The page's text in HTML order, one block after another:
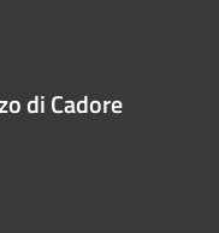
di Cadore